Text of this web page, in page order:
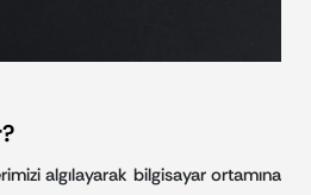
algılayarak bilgisayar ortamına